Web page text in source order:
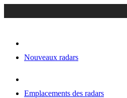
Nouveaux radars
Emplacements des radars